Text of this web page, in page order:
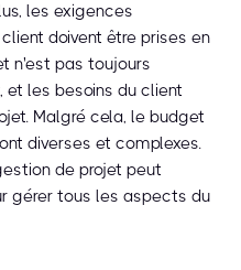
les exigences
doivent être prises en
n'est pas toujours
les besoins du client
Malgré cela, le budget
diverses et complexes.
de projet peut
gérer tous les aspects du